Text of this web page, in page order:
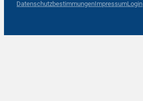
DatenschutzbestimmungenImpressumLogin